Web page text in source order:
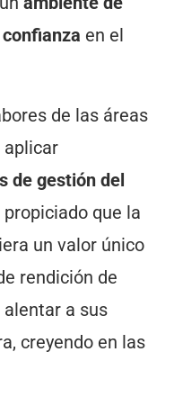
en el
de las áreas
aplicar
de gestión del
que la
un valor único
rendición de
alentar a sus
creyendo en las